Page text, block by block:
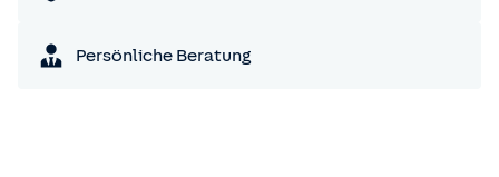
Persönliche Beratung